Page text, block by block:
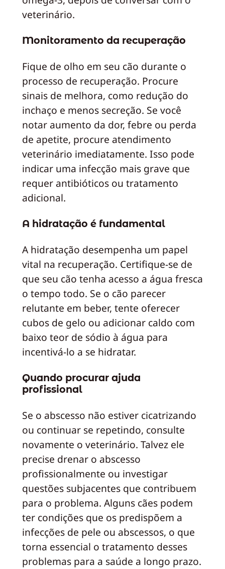
veterinário.
Monitoramento da recuperação
Fique de olho em seu cão durante o
processo de recuperação. Procure
sinais de melhora, como redução do
inchaço e menos secreção. Se você
notar aumento da dor, febre ou perda
de apetite, procure atendimento
veterinário imediatamente. Isso pode
indicar uma infecção mais grave que
requer antibióticos ou tratamento
adicional.
A hidratação é fundamental
A hidratação desempenha um papel
vital na recuperação. Certifique-se de
que seu cão tenha acesso a água fresca
o tempo todo. Se o cão parecer
relutante em beber, tente oferecer
cubos de gelo ou adicionar caldo com
baixo teor de sódio à água para
incentivá-lo a se hidratar.
Quando procurar ajuda
profissional
Se o abscesso não estiver cicatrizando
ou continuar se repetindo, consulte
novamente o veterinário. Talvez ele
precise drenar o abscesso
profissionalmente ou investigar
questões subjacentes que contribuem
para o problema. Alguns cães podem
ter condições que os predispõem a
infecções de pele ou abscessos, o que
torna essencial o tratamento desses
problemas para a saúde a longo prazo.